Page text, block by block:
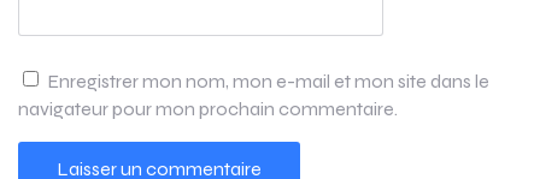
Enregistrer mon nom, mon e-mail et mon site dans le
navigateur pour mon prochain commentaire.